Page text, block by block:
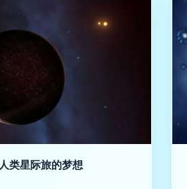
类星际旅的梦想